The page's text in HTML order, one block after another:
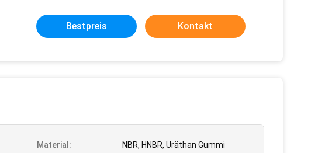
Bestpreis Kontakt
Material: NBR, HNBR, Uräthan Gummi